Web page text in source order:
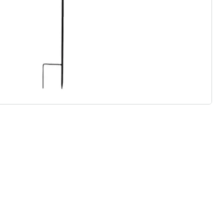
voor
& Comfort”
Gratis kopen op rekening
Geen minimaal bestelbedrag